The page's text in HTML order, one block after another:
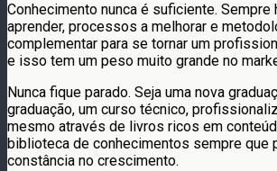
Conhecimento nunca é suficiente. Sempre
aprender, processos a melhorar e
complementar para se tornar um
e isso tem um peso muito grande no
Nunca fique parado. Seja uma nova
graduação, um curso técnico,
mesmo através de livros ricos em
biblioteca de conhecimentos sempre que
constância no crescimento.